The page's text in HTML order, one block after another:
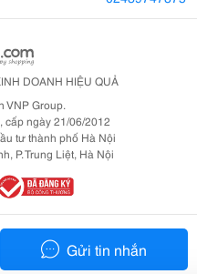
Gửi tin nhắn
DOANH HIỆU QUẢ
VNP Group.
cấp ngày 21/06/2012
tư thành phố Hà Nội
P. Trung Liệt, Hà Nội